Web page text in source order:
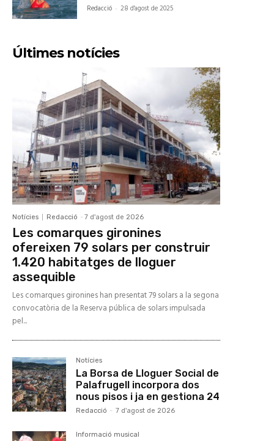
Redacció - 28 d'agost de 2025
Últimes notícies
Notícies Redacció - 7 d'agost de 2026
Les comarques gironines
ofereixen 79 solars per construir
1.420 habitatges de lloguer
assequible
Les comarques gironines han presentat 79 solars a la segona
convocatòria de la Reserva pública de solars impulsada
pel...
Notícies
La Borsa de Lloguer Social de
Palafrugell incorpora dos
nous pisos i ja en gestiona 24
Redacció - 7 d'agost de 2026
Informació musical